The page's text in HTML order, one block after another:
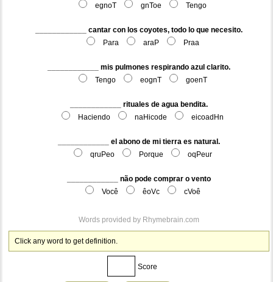
egnoT
gnToe Tengo
____________ cantar con los coyotes, todo lo que necesito.
Para
araP Praa
____________ mis pulmones respirando azul clarito.
Tengo
eognT goenT
____________ rituales de agua bendita.
Haciendo
naHicode eicoadHn
____________ el abono de mi tierra es natural.
qruPeo
Porque oqPeur
____________ não pode comprar o vento
Você
êoVc cVoê
Words provided by Rhymebrain.com
Click any word to get definition.
Score